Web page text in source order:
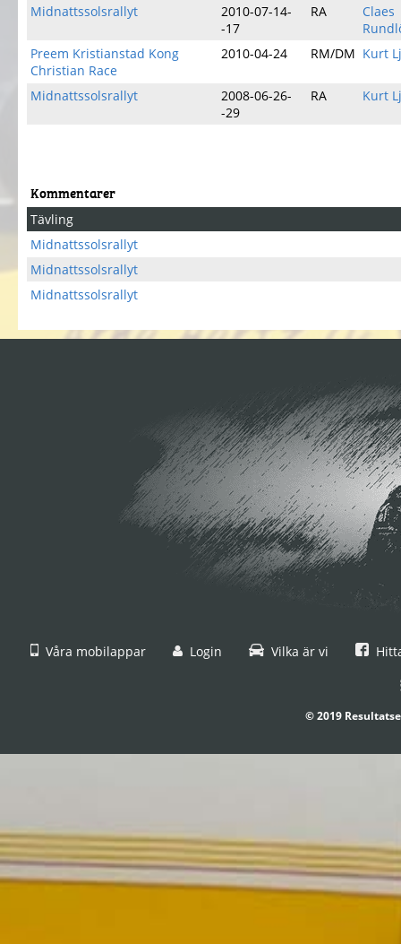
Midnattssolsrallyt
2010-07-14-
-17
RA
Claes
Preem Kristianstad Kong
Christian Race
2010-04-24 RM/DM Kurt
Midnattssolsrallyt
2008-06-26-
-29
RA Kurt
Kommentarer
Tävling
Midnattssolsrallyt
Midnattssolsrallyt
Midnattssolsrallyt
Våra mobilappar Login Vilka är vi
© 2019